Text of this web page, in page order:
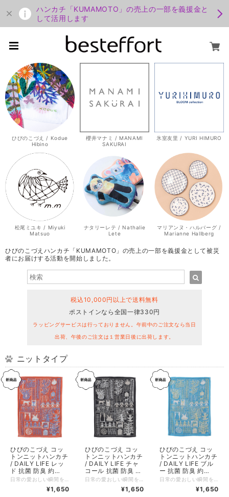
ハンカチ「KUMAMOTO」の売上の一部を義援金と
して活用します
ひびのこづえ / Kodue
Hibino
櫻井マナミ / MANAMI
SAKURAI
氷室友里 / YURI HIMURO
松尾ミユキ / Miyuki
Matsuo
ナタリーレテ / Nathalie
Lete
マリアンヌ・ハルバーグ /
Marianne Hallberg
ひびのこづえハンカチ「KUMAMOTO」の売上の一部を義援金として被災
者にお届けする活動を開始しました。
税込10,000円以上で送料無料
ポストインなら全国一律330円
ラッピングサービスは行っておりません。午前中のご注文なら当日
出荷、午後のご注文は１営業日後に出荷します。
ニットタイプ
ひびのこづえ コッ
トンニットハンカチ
/ DAILY LIFE レッ
ド 抗菌 防臭 約
17x24cm 綿100%
¥1,650
ひびのこづえ コッ
トンニットハンカチ
/ DAILY LIFE チャ
コール 抗菌 防臭 約
17x24cm 綿100%
¥1,650
ひびのこづえ コッ
トンニットハンカチ
/ DAILY LIFE ブル
ー 抗菌 防臭 約
17x24cm 綿100%
¥1,650